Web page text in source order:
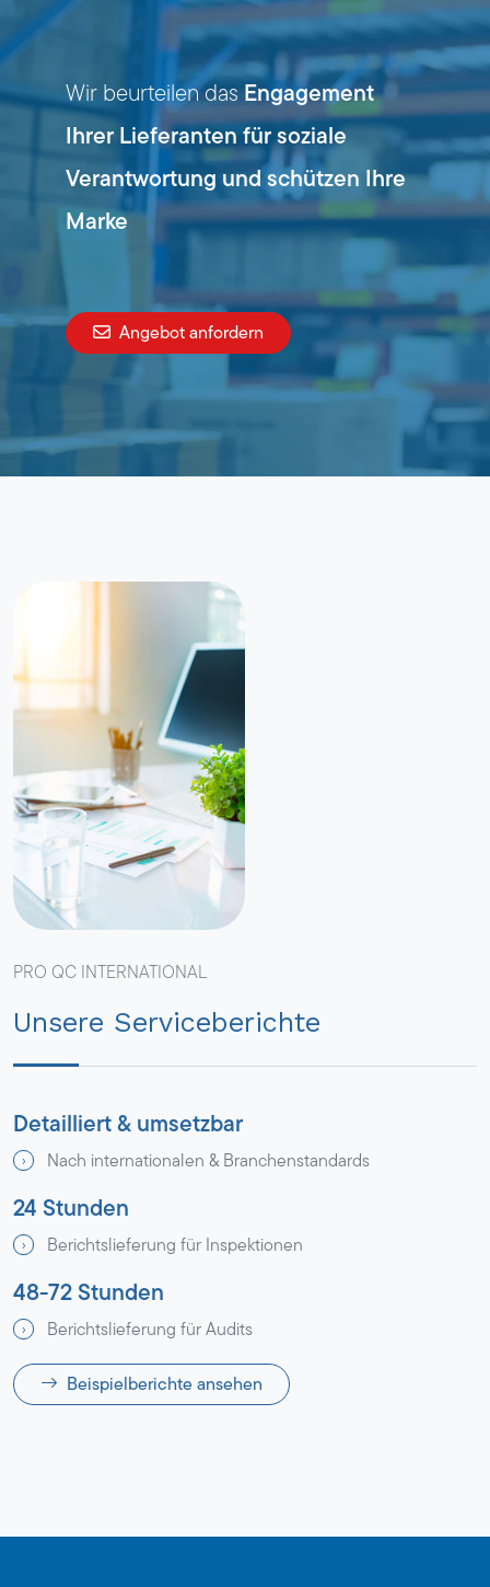
Wir beurteilen dasEngagement
Ihrer Lieferanten für soziale
Verantwortung und schützen Ihre
Marke
Angebot anfordern
PRO QC INTERNATIONAL
Unsere Serviceberichte
Detailliert & umsetzbar
Nach internationalen & Branchenstandards
24 Stunden
Berichtslieferung für Inspektionen
48-72 Stunden
Berichtslieferung für Audits
Beispielberichte ansehen